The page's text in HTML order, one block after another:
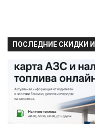
ПОСЛЕДНИЕ СКИДКИ